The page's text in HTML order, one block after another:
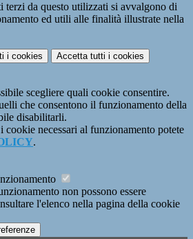
terzi da questo utilizzati si avvalgono di
ed utili alle finalità illustrate nella
i cookies Accetta tutti i cookies
scegliere quali cookie consentire.
che consentono il funzionamento della
disabilitarli.
cookie necessari al funzionamento potete
.
non possono essere
l'elenco nella pagina della cookie